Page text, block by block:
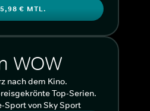
€ MTL.
WOW
nach dem Kino.
Top-Serien.
Sport von Sky Sport